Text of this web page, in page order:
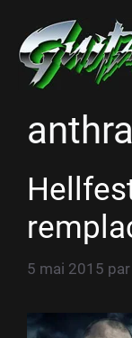
contenu
5 mai 2015 par